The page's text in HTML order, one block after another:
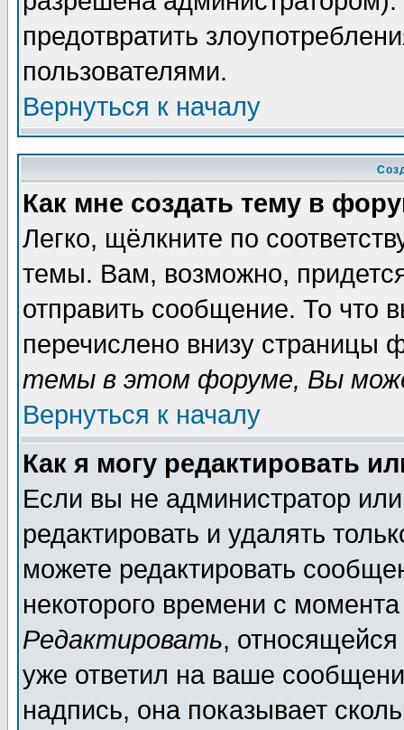
предотвратить
пользователями.
Вернуться к началу
Как мне создать тему в
Легко, щёлкните по
темы. Вам, возможно,
отправить сообщение. То что
перечислено внизу страницы
темы в этом форуме, Вы
Вернуться к началу
Как я могу редактировать
Если вы не администратор
редактировать и удалять
можете редактировать
некоторого времени с
Редактировать,
уже ответил на ваше
надпись, она показывает